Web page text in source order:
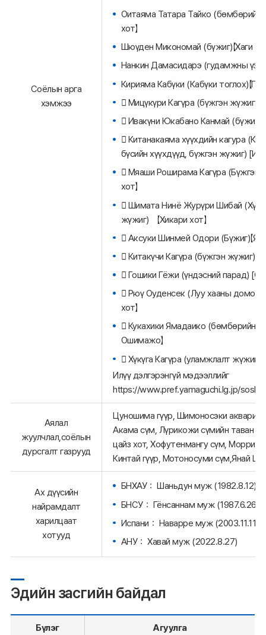
Соёлын арга
хэмжээ
Оитаяма Татара Тайко (бөмбөрийн
хот】
Шюүден Микономай (бүжиг)【Хаги хот
Нанкин Дамасидарэ (гудамжны
Кирияма Кабүки (Кабүки тоглох)【
 Мицүкүри Кагүра (бүжгэн жүжиг)
 Ивакүни Юкабано Канмай (бүжиг)
 Китанакаяма хүүхдийн кагура
бүсийн хүүхдүүд, бүжгэн жүжиг)
 Мяаши Роширама Кагүра (Бүжгэн
хот】
 Шимата Нинё Журүри Шибай
жүжиг) 【Хикари хот】
 Аксуки Шинмей Одори (Бүжиг)【
 Китакүчи Кагүра (бүжгэн жүжиг)【
 Гошики Гёжи (үндэсний парад)
 Рюү Оуденсек (Луу хааны домог)
хот】
 Кукахики Ямадаико (бөмбөрийн
Ошимажо】
 Хүкүга Кагүра (уламжлалт жүжиг)
Илүү дэлгэрэнгүй мэдээллийг
https://www.pref.yamaguchi.lg.jp/
Аялал
жуулчлал,соёлын
дурсгалт газрууд
Цуношима гүүр, Шимоносэки
Акама сүм, Лүрикожи сүмийн таван
цайз хот, Хофутенмангу сүм,
Кинтай гүүр, Мотоносуми сүм,Янай
Ах дүүсийн
найрамдалт
харилцаат
хотууд
БНХАУ： Шаньдун муж (1982.8.12)
БНСУ： Гёнсаннам муж (1987.6.26)
Испани： Наварре муж (2003.11.11)
АНУ： Хавай муж (2022.8.27)
Эдийн засгийн байдал
Бүлэг Агуулга